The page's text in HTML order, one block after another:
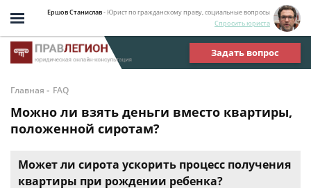
Ершов Станислав- Юрист по гражданскому праву, социальные вопросы
Спросить юриста
Задать вопрос
Главная - FAQ
Можно ли взять деньги вместо квартиры,
положенной сиротам?
Может ли сирота ускорить процесс получения
квартиры при рождении ребенка?